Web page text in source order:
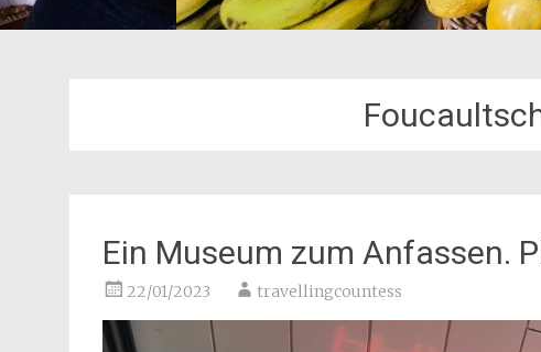
Ein Museum zum Anfassen.
22/01/2023 travellingcountess